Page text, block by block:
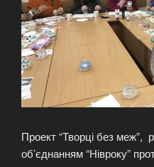
Проект “Творці без меж”,
об’єднанням “Нівроку”